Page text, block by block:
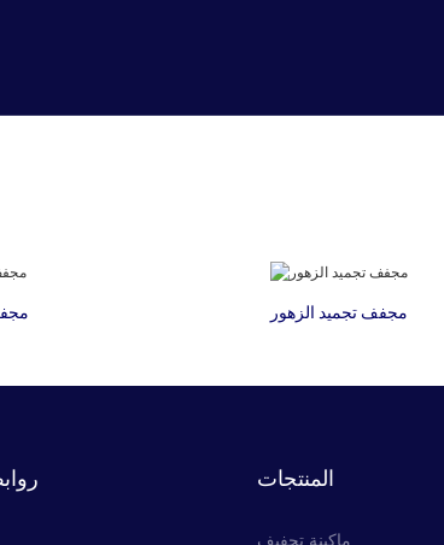
مجفف تجميد الزهور
المنتجات
ماكينة تجفيف